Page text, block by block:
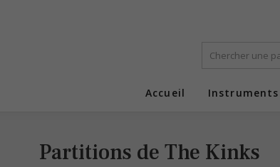
Accueil Instruments
Partitions de The Kinks